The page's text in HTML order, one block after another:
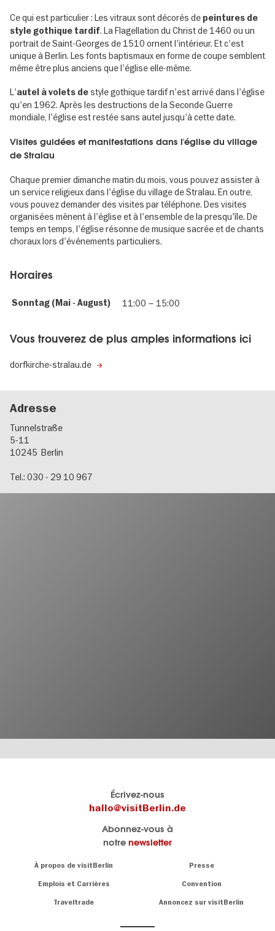
Ce qui est particulier : Les vitraux sont décorés de peintures de
style gothique tardif. La Flagellation du Christ de 1460 ou un
portrait de Saint-Georges de 1510 ornent l'intérieur. Et c'est
unique à Berlin. Les fonts baptismaux en forme de coupe semblent
même être plus anciens que l'église elle-même.
L'autel à volets de style gothique tardif n'est arrivé dans l'église
qu'en 1962. Après les destructions de la Seconde Guerre
mondiale, l'église est restée sans autel jusqu'à cette date.
Visites guidées et manifestations dans l'église du village
de Stralau
Chaque premier dimanche matin du mois, vous pouvez assister à
un service religieux dans l'église du village de Stralau. En outre,
vous pouvez demander des visites par téléphone. Des visites
organisées mènent à l'église et à l'ensemble de la presqu'île. De
temps en temps, l'église résonne de musique sacrée et de chants
choraux lors d'événements particuliers.
Horaires
Sonntag (Mai - August) 11:00 – 15:00
Vous trouverez de plus amples informations ici
dorfkirche-stralau.de
Adresse
Tunnelstraße
5-11
10245 Berlin
Tel.: 030 - 29 10 967
Écrivez-nous
hallo@visitBerlin.de
Abonnez-vous à
notre newsletter
Navigation:
À propos de visitBerlin Presse
Emplois et Carrières Convention
Traveltrade Annoncez sur visitBerlin
Berlin et sommes
là pour vous.